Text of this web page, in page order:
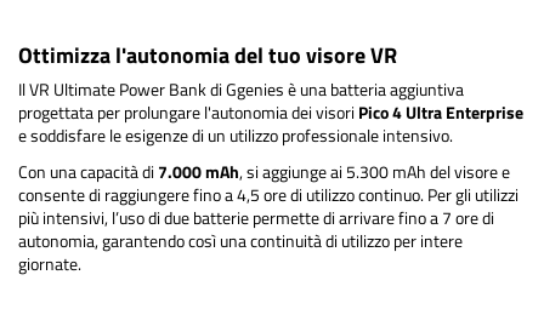
Ottimizza l'autonomia del tuo visore VR
Il VR Ultimate Power Bank di Ggenies è una batteria aggiuntiva
progettata per prolungare l'autonomia dei visori Pico 4 Ultra Enterprise
e soddisfare le esigenze di un utilizzo professionale intensivo.
Con una capacità di 7.000 mAh, si aggiunge ai 5.300 mAh del visore e
consente di raggiungere fino a 4,5 ore di utilizzo continuo. Per gli utilizzi
più intensivi, l’uso di due batterie permette di arrivare fino a 7 ore di
autonomia, garantendo così una continuità di utilizzo per intere
giornate.